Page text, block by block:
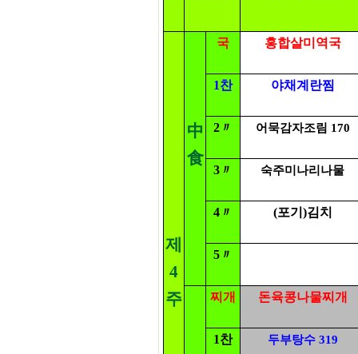
제
4
주
中
食
국 홍합살미역국
1찬 야채계란찜
2〃 어묵감자조림 170
3〃 숙주미나리나물
4〃 (포기)김치
5〃
찌개 돈육콩나물찌개
1찬 두부탕수 319